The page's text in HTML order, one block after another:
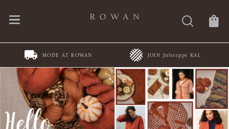
MODE AT ROWAN JOIN Juleteppe KAL